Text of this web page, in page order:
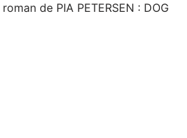
de PIA PETERSEN : DOG